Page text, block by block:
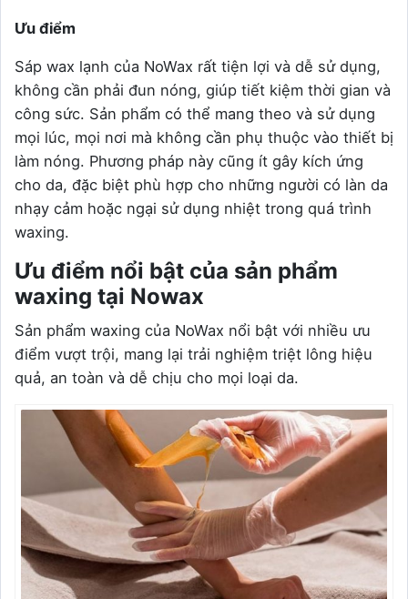
Ưu điểm
Sáp wax lạnh của NoWax rất tiện lợi và dễ sử dụng,
không cần phải đun nóng, giúp tiết kiệm thời gian và
công sức. Sản phẩm có thể mang theo và sử dụng
mọi lúc, mọi nơi mà không cần phụ thuộc vào thiết bị
làm nóng. Phương pháp này cũng ít gây kích ứng
cho da, đặc biệt phù hợp cho những người có làn da
nhạy cảm hoặc ngại sử dụng nhiệt trong quá trình
waxing.
Ưu điểm nổi bật của sản phẩm
waxing tại Nowax
Sản phẩm waxing của NoWax nổi bật với nhiều ưu
điểm vượt trội, mang lại trải nghiệm triệt lông hiệu
quả, an toàn và dễ chịu cho mọi loại da.